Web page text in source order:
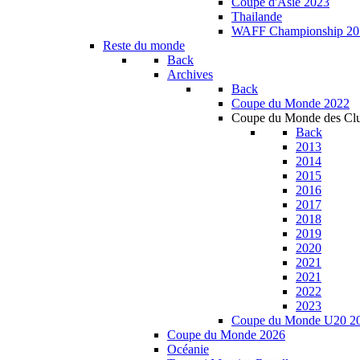
Thailande
WAFF Championship
Reste du monde
Back
Archives
Back
Coupe du Monde 2022
Coupe du Monde des
Back
2013
2014
2015
2016
2017
2018
2019
2020
2021
2021
2022
2023
Coupe du Monde U20
Coupe du Monde 2026
Océanie